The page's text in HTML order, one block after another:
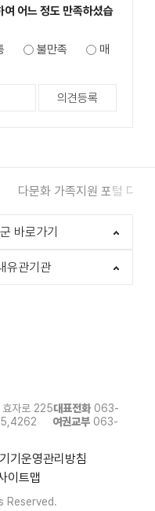
여 어느 정도 만족하셨습
불만족
매
다문화 가족지원 포털 다누
바로가기
유관기관
자로 225대표전화 063-
여권교부 063-
기운영관리방침
이트맵
Reserved.